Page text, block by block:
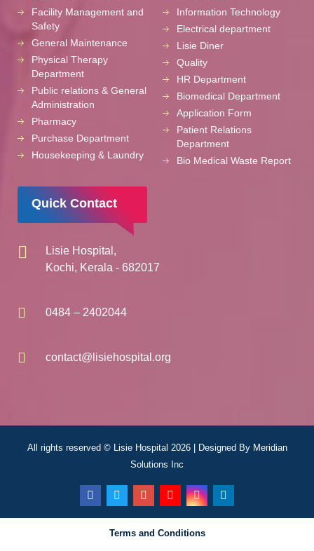
Facility Management and
Safety
General Maintenance
Physical Therapy
Department
Public relations & General
Administration
Pharmacy
Purchase Department
Housekeeping & Laundry
Information Technology
Electrical department
Lisie Diner
Quality
HR Department
Biomedical Department
Application Form
Patient Relations
Department
Bio Medical Waste Report
Quick Contact
Lisie Hospital,
Kochi, Kerala - 682017
0484 – 2402044
contact@lisiehospital.org
All rights reserved © Lisie Hospital 2026 | Designed By Meridian
Solutions Inc
Terms and Conditions